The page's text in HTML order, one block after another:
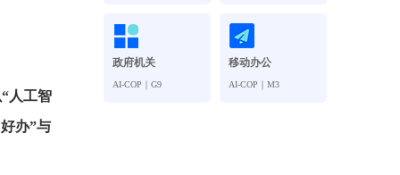
政府机关
AI-COP｜G9
移动办公
AI-COP｜M3
“人工智
办”与